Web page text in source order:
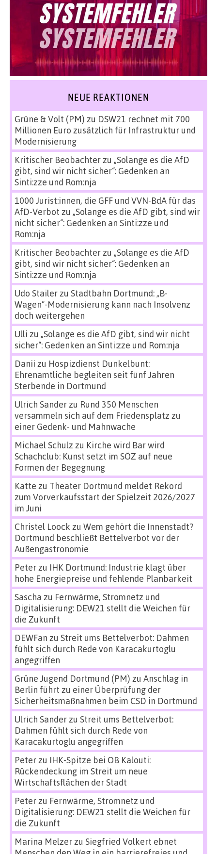
NEUE REAKTIONEN
Grüne & Volt (PM) zu DSW21 rechnet mit 700
Millionen Euro zusätzlich für Infrastruktur und
Modernisierung
Kritischer Beobachterzu „Solange es die AfD
gibt, sind wir nicht sicher“: Gedenken an
Sinti:zze und Rom:nja
1000 Jurist:innen, die GFF und VVN-BdA für das
AfD-Verbot zu „Solange es die AfD gibt, sind wir
nicht sicher“: Gedenken an Sinti:zze und
Rom:nja
Kritischer Beobachterzu „Solange es die AfD
gibt, sind wir nicht sicher“: Gedenken an
Sinti:zze und Rom:nja
Udo Stailerzu Stadtbahn Dortmund: „B-
Wagen“-Modernisierung kann nach Insolvenz
doch weitergehen
Ulli zu „Solange es die AfD gibt, sind wir nicht
sicher“: Gedenken an Sinti:zze und Rom:nja
Danii zu Hospizdienst Dunkelbunt:
Ehrenamtliche begleiten seit fünf Jahren
Sterbende in Dortmund
Ulrich Sanderzu Rund 350 Menschen
versammeln sich auf dem Friedensplatz zu
einer Gedenk- und Mahnwache
Michael Schulz zu Kirche wird Bar wird
Schachclub: Kunst setzt im SÖZ auf neue
Formen der Begegnung
Katte zu Theater Dortmund meldet Rekord
zum Vorverkaufsstart der Spielzeit 2026/2027
im Juni
Christel Loock zu Wem gehört die Innenstadt?
Dortmund beschließt Bettelverbot vor der
Außengastronomie
Peterzu IHK Dortmund: Industrie klagt über
hohe Energiepreise und fehlende Planbarkeit
Sascha zu Fernwärme, Stromnetz und
Digitalisierung: DEW21 stellt die Weichen für
die Zukunft
DEWFan zu Streit ums Bettelverbot: Dahmen
fühlt sich durch Rede von Karacakurtoglu
angegriffen
Grüne Jugend Dortmund (PM) zu Anschlag in
Berlin führt zu einer Überprüfung der
Sicherheitsmaßnahmen beim CSD in Dortmund
Ulrich Sanderzu Streit ums Bettelverbot:
Dahmen fühlt sich durch Rede von
Karacakurtoglu angegriffen
Peterzu IHK-Spitze bei OB Kalouti:
Rückendeckung im Streit um neue
Wirtschaftsflächen der Stadt
Peterzu Fernwärme, Stromnetz und
Digitalisierung: DEW21 stellt die Weichen für
die Zukunft
Marina Melzerzu Siegfried Volkert ebnet